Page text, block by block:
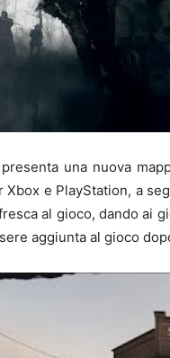
una nuova
Xbox e PlayStation, a
al gioco, dando ai
aggiunta al gioco